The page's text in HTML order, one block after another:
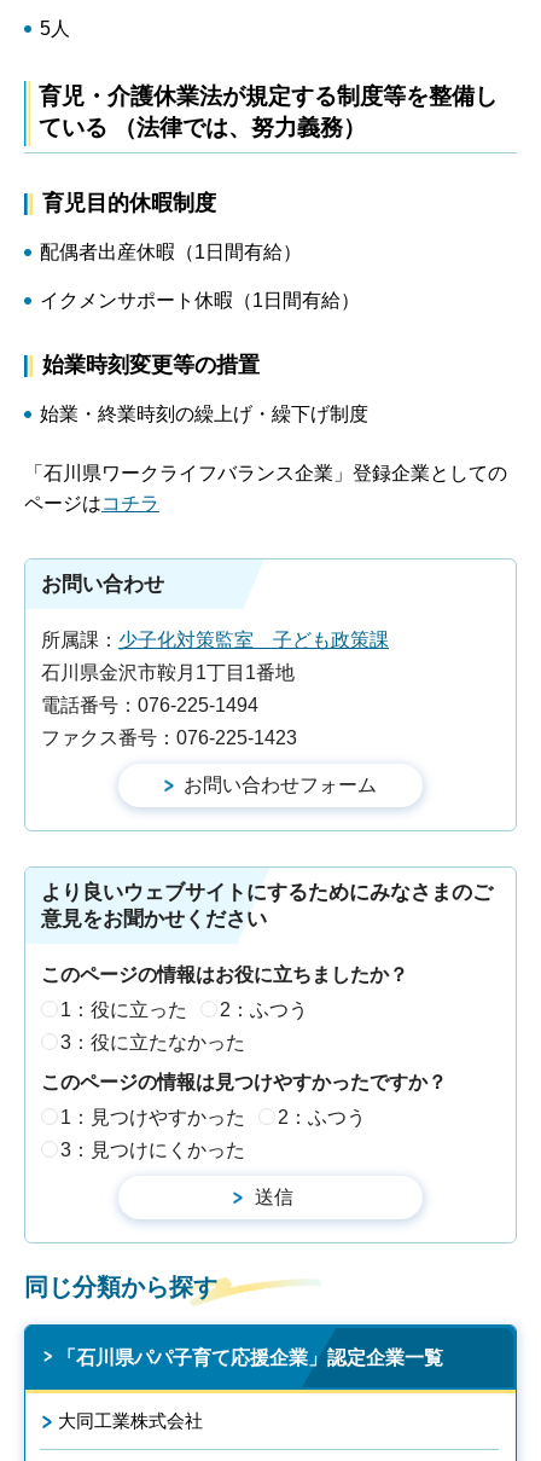
5人
育児・介護休業法が規定する制度等を整備し
ている （法律では、努力義務）
育児目的休暇制度
配偶者出産休暇（1日間有給）
イクメンサポート休暇（1日間有給）
始業時刻変更等の措置
始業・終業時刻の繰上げ・繰下げ制度
「石川県ワークライフバランス企業」登録企業としての
ページはコチラ
お問い合わせ
所属課： 少子化対策監室 子ども政策課
石川県金沢市鞍月1丁目1番地
電話番号：076-225-1494
ファクス番号：076-225-1423
より良いウェブサイトにするためにみなさまのご
意見をお聞かせください
このページの情報はお役に立ちましたか？
1：役に立った
2：ふつう
3：役に立たなかった
このページの情報は見つけやすかったですか？
1：見つけやすかった
2：ふつう
3：見つけにくかった
同じ分類から探す
「石川県パパ子育て応援企業」認定企業一覧
大同工業株式会社